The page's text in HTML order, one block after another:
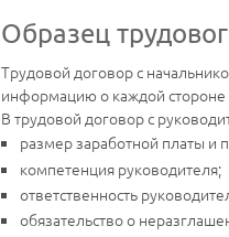
Образец
Трудовой договор c
информацию о каждой стороне
В трудовой договор с
размер заработной платы и
компетенция руководителя;
ответственность
обязательство о